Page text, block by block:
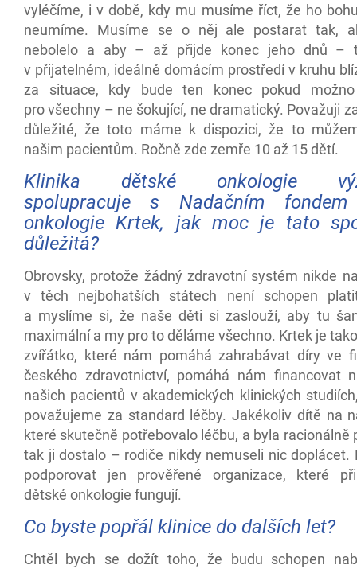
vyléčíme, i v době, kdy mu musíme říct, že ho
neumíme. Musíme se o něj ale postarat tak,
nebolelo a aby – až přijde konec jeho dnů –
v přijatelném, ideálně domácím prostředí v kruhu
za situace, kdy bude ten konec pokud možno
pro všechny – ne šokující, ne dramatický. Považuji
důležité, že toto máme k dispozici, že to
našim pacientům. Ročně zde zemře 10 až 15 dětí.
Klinika dětské onkologie
spolupracuje s Nadačním fondem
onkologie Krtek, jak moc je tato
důležitá?
Obrovsky, protože žádný zdravotní systém nikde
v těch nejbohatších státech není schopen
a myslíme si, že naše děti si zaslouží, aby tu
maximální a my pro to děláme všechno. Krtek je
zvířátko, které nám pomáhá zahrabávat díry ve
českého zdravotnictví, pomáhá nám financovat
našich pacientů v akademických klinických
považujeme za standard léčby. Jakékoliv dítě na
které skutečně potřebovalo léčbu, a byla racionálně
tak ji dostalo – rodiče nikdy nemuseli nic doplácet.
podporovat jen prověřené organizace, které
dětské onkologie fungují.
Co byste popřál klinice do dalších let?
Chtěl bych se dožít toho, že budu schopen